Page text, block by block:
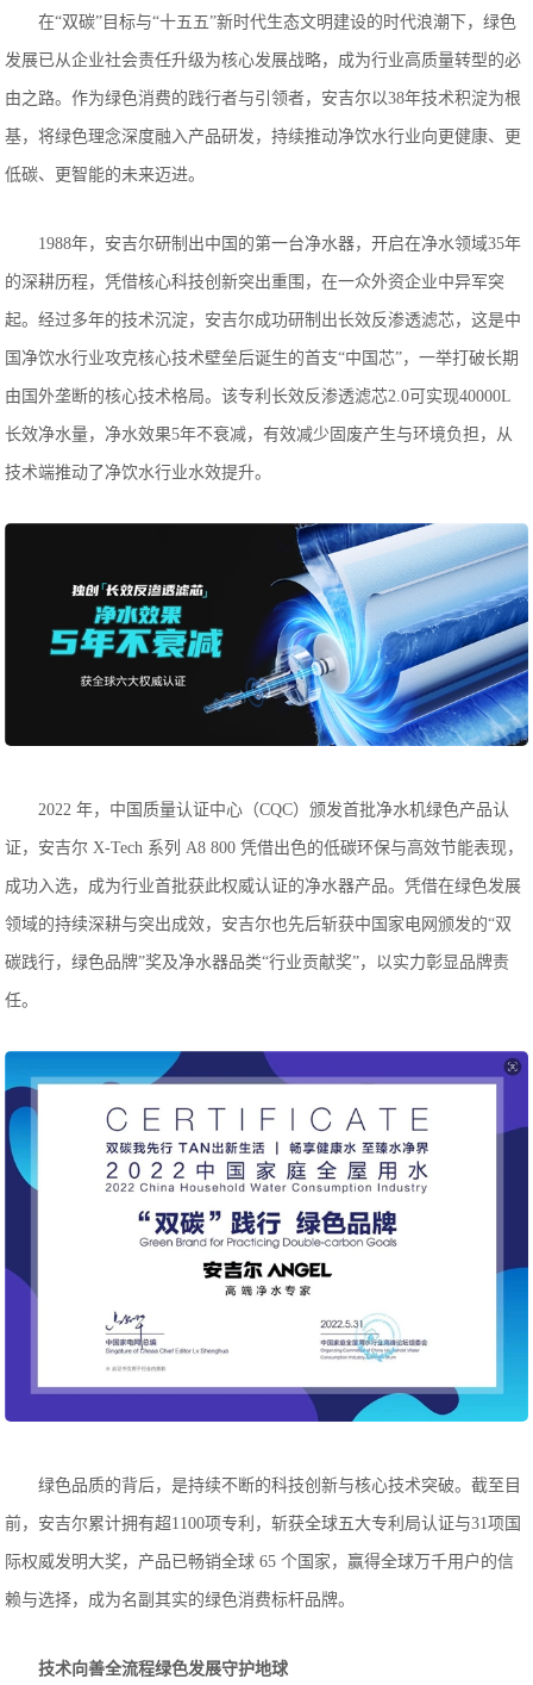
在“双碳”目标与“十五五”新时代生态文明建设的时代浪潮下，绿色
发展已从企业社会责任升级为核心发展战略，成为行业高质量转型的必
由之路。作为绿色消费的践行者与引领者，安吉尔以38年技术积淀为根
基，将绿色理念深度融入产品研发，持续推动净饮水行业向更健康、更
低碳、更智能的未来迈进。
1988年，安吉尔研制出中国的第一台净水器，开启在净水领域35年
的深耕历程，凭借核心科技创新突出重围，在一众外资企业中异军突
起。经过多年的技术沉淀，安吉尔成功研制出长效反渗透滤芯，这是中
国净饮水行业攻克核心技术壁垒后诞生的首支“中国芯”，一举打破长期
由国外垄断的核心技术格局。该专利长效反渗透滤芯2.0可实现40000L
长效净水量，净水效果5年不衰减，有效减少固废产生与环境负担，从
技术端推动了净饮水行业水效提升。
2022 年，中国质量认证中心（CQC）颁发首批净水机绿色产品认
证，安吉尔 X-Tech 系列 A8 800 凭借出色的低碳环保与高效节能表现，
成功入选，成为行业首批获此权威认证的净水器产品。凭借在绿色发展
领域的持续深耕与突出成效，安吉尔也先后斩获中国家电网颁发的“双
碳践行，绿色品牌”奖及净水器品类“行业贡献奖”，以实力彰显品牌责
任。
绿色品质的背后，是持续不断的科技创新与核心技术突破。截至目
前，安吉尔累计拥有超1100项专利，斩获全球五大专利局认证与31项国
际权威发明大奖，产品已畅销全球 65 个国家，赢得全球万千用户的信
赖与选择，成为名副其实的绿色消费标杆品牌。
技术向善全流程绿色发展守护地球